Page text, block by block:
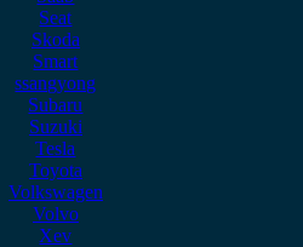
Seat
Skoda
Smart
ssangyong
Subaru
Suzuki
Tesla
Toyota
Volkswagen
Volvo
Xev